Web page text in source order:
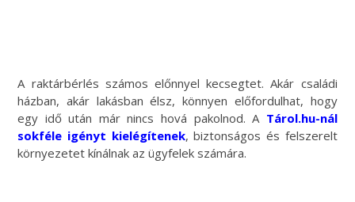
A raktárbérlés számos előnnyel kecsegtet. Akár családi
házban, akár lakásban élsz, könnyen előfordulhat, hogy
egy idő után már nincs hová pakolnod. A Tárol.hu-nál
sokféle igényt kielégítenek, biztonságos és felszerelt
környezetet kínálnak az ügyfelek számára.